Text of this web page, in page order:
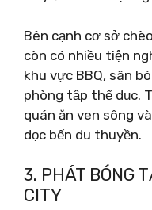
Bên cạnh cơ sở
còn có nhiều tiện
khu vực BBQ, sân
phòng tập thể dục.
quán ăn ven sông
dọc bến du thuyền.
3. PHÁT BÓNG
CITY